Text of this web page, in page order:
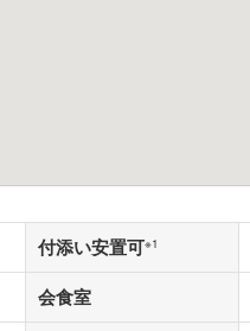
付添い安置可※1
会食室